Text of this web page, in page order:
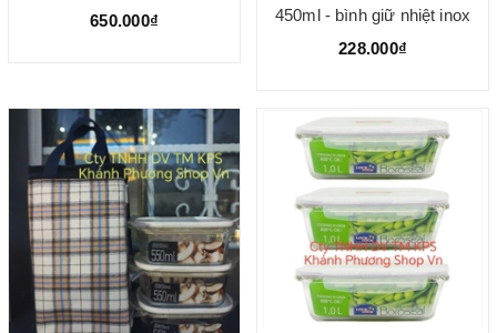
Màu đen
650.000₫
450ml - bình giữ nhiệt inox
locknlockữ nhiệt
228.000₫